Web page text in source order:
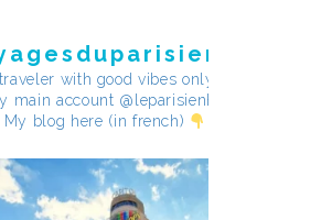
with good vibes only
main account @leparisienheureux
My blog here (in french)